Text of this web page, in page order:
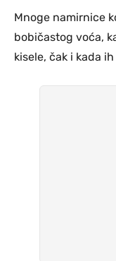
Mnoge namirnice
bobičastog voća,
kisele, čak i kada